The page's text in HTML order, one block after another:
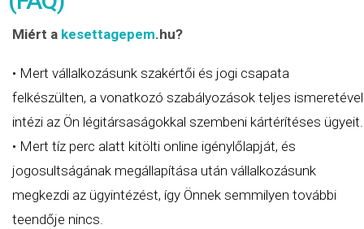
Miért a kesettagepem.hu?
• Mert vállalkozásunk szakértői és jogi csapata
felkészülten, a vonatkozó szabályozások teljes ismeretével
intézi az Ön légitársaságokkal szembeni kártérítéses ügyeit.
• Mert tíz perc alatt kitölti online igénylőlapját, és
jogosultságának megállapítása után vállalkozásunk
megkezdi az ügyintézést, így Önnek semmilyen további
teendője nincs.